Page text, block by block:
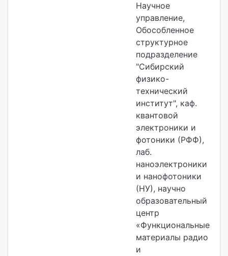
Научное
управление,
Обособленное
структурное
подразделение
"Сибирский
физико-
технический
институт", каф.
квантовой
электроники и
фотоники (РФФ),
лаб.
наноэлектроники
и нанофотоники
(НУ), научно
образовательный
центр
«Функциональные
материалы радио
и